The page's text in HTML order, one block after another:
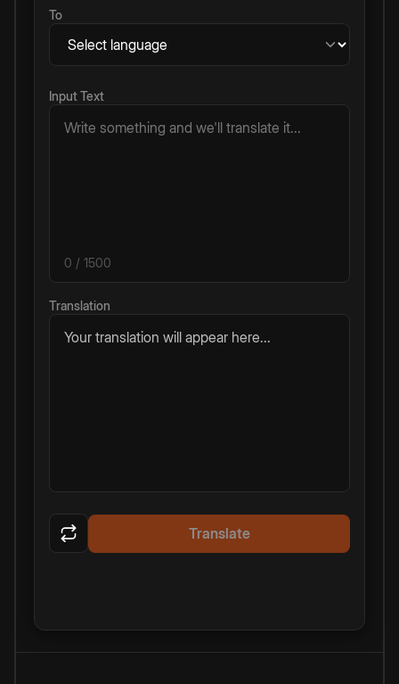
To
Input Text
0 / 1500
Translation
Your translation will appear here...
Translate